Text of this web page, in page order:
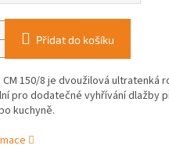
Přidat do košíku
150/8 je dvoužilová ultratenká
pro dodatečné vyhřívání dlažby
kuchyně.